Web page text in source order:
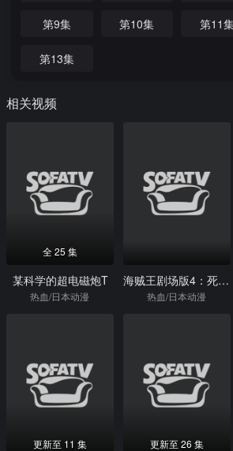
第9集 第10集 第11
第13集
相关视频
全 25 集
某科学的超电磁炮T
热血/日本动漫
海贼王剧场版4：死亡尽头的冒险
热血/日本动漫
更新至 11 集 更新至 26 集